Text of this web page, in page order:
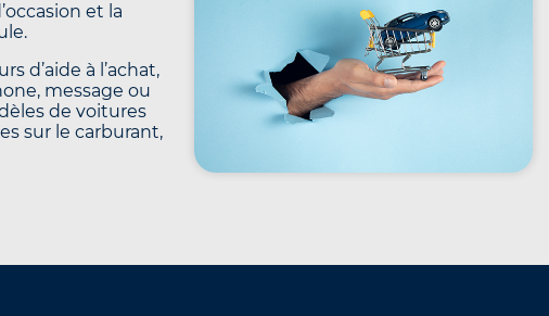
et la
d’aide à l’achat,
message ou
de voitures
sur le carburant,